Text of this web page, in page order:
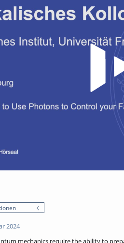
2024